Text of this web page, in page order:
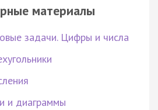
материалы
задачи. Цифры и числа
и диаграммы